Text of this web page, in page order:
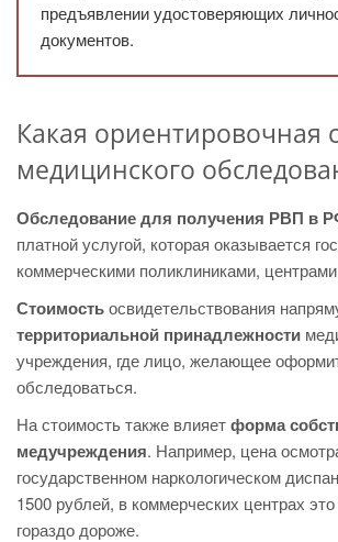
предъявлении удостоверяющих
документов.
Какая ориентировочная
медицинского
Обследование для получения РВП в
платной услугой, которая оказывается
коммерческими поликлиниками,
Стоимостьосвидетельствования
территориальной принадлежности
учреждения, где лицо, желающее
обследоваться.
На стоимость также влияетформа
медучреждения. Например, цена
государственном наркологическом
1500 рублей, в коммерческих центрах
гораздо дороже.